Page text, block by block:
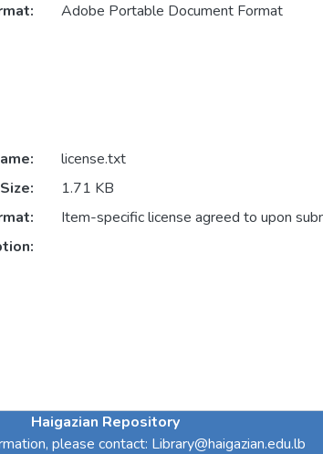
Adobe Portable Document Format
license.txt
Size:
1.71 KB
Item-specific license agreed to upon
Haigazian Repository
please contact: Library@haigazian.edu.lb